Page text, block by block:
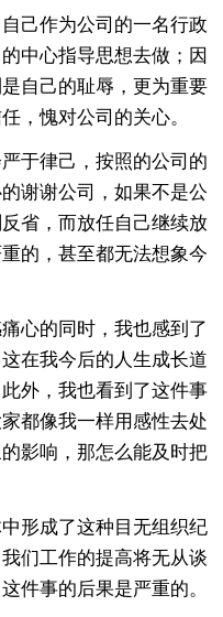
己作为公司的一名行政
中心指导思想去做；因
自己的耻辱，更为重要
，愧对公司的关心。
于律己，按照的公司的
谢谢公司，如果不是公
省，而放任自己继续放
的，甚至都无法想象今
心的同时，我也感到了
在我今后的人生成长道
外，我也看到了这件事
都像我一样用感性去处
影响，那怎么能及时把
形成了这种目无组织纪
们工作的提高将无从谈
件事的后果是严重的。